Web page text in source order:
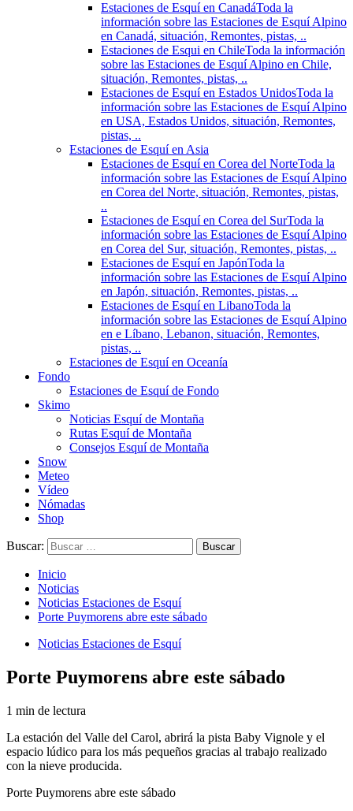
Estaciones de Esquí en CanadáToda la
información sobre las Estaciones de Esquí Alpino
en Canadá, situación, Remontes, pistas, ..
Estaciones de Esqui en ChileToda la información
sobre las Estaciones de Esquí Alpino en Chile,
situación, Remontes, pistas, ..
Estaciones de Esquí en Estados UnidosToda la
información sobre las Estaciones de Esquí Alpino
en USA, Estados Unidos, situación, Remontes,
pistas, ..
Estaciones de Esquí en Asia
Estaciones de Esquí en Corea del NorteToda la
información sobre las Estaciones de Esquí Alpino
en Corea del Norte, situación, Remontes, pistas,
..
Estaciones de Esquí en Corea del SurToda la
información sobre las Estaciones de Esquí Alpino
en Corea del Sur, situación, Remontes, pistas, ..
Estaciones de Esquí en JapónToda la
información sobre las Estaciones de Esquí Alpino
en Japón, situación, Remontes, pistas, ..
Estaciones de Esquí en LibanoToda la
información sobre las Estaciones de Esquí Alpino
en e Líbano, Lebanon, situación, Remontes,
pistas, ..
Estaciones de Esquí en Oceanía
Fondo
Estaciones de Esquí de Fondo
Skimo
Noticias Esquí de Montaña
Rutas Esquí de Montaña
Consejos Esquí de Montaña
Snow
Meteo
Vídeo
Nómadas
Shop
Buscar:
Inicio
Noticias
Noticias Estaciones de Esquí
Porte Puymorens abre este sábado
Noticias Estaciones de Esquí
Porte Puymorens abre este sábado
1 min de lectura
La estación del Valle del Carol, abrirá la pista Baby Vignole y el
espacio lúdico para los más pequeños gracias al trabajo realizado
con la nieve producida.
Porte Puymorens abre este sábado